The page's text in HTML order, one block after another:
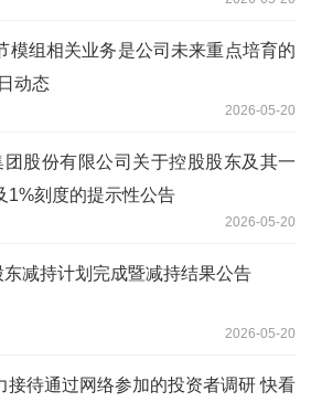
模组相关业务是公司未来重点培育的
动态
2026-05-20
股份有限公司关于控股股东及其一
1%刻度的提示性公告
2026-05-20
减持计划完成暨减持结果公告
2026-05-20
接待通过网络参加的投资者调研 快看